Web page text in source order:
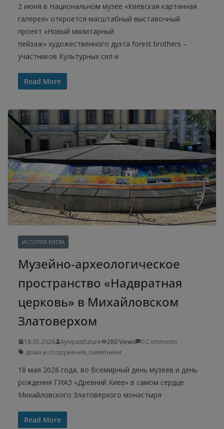
2 июня в Национальном музее «Киевская картинная
галерея» откроется масштабный выставочный
проект «Новый милитарный
пейзаж» художественного дуэта forest brothers –
участников Культурных сил и
Read More
ИСТОРИЯ КИЕВА
Музейно-археологическое
пространство «Надвратная
церковь» в Михайловском
Златоверхом
18.05.2026 kyivpastfuture 280 Views
0 Comments
дома и сооружения, памятники
18 мая 2026 года, во Всемирный день музеев и день
рождения ГИАЗ «Древний Киев» в самом сердце
Михайловского Златоверхого монастыря
Read More